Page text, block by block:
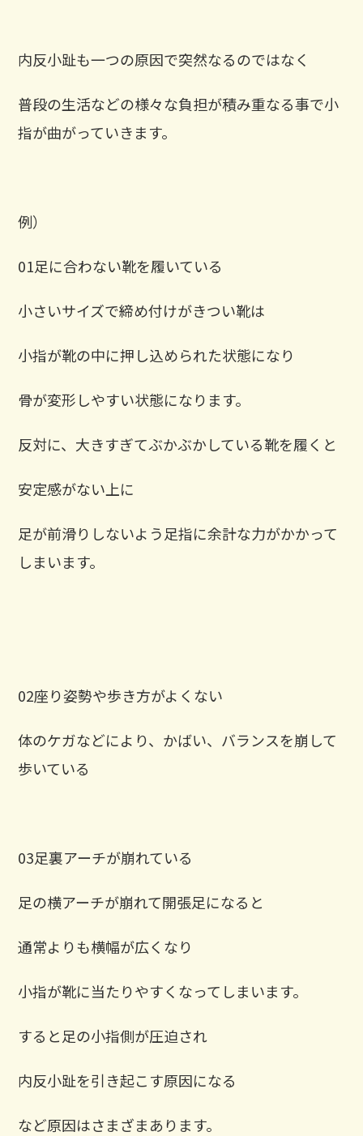
内反小趾も一つの原因で突然なるのではなく
普段の生活などの様々な負担が積み重なる事で小
指が曲がっていきます。
例）
01足に合わない靴を履いている
小さいサイズで締め付けがきつい靴は
小指が靴の中に押し込められた状態になり
骨が変形しやすい状態になります。
反対に、大きすぎてぶかぶかしている靴を履くと
安定感がない上に
足が前滑りしないよう足指に余計な力がかかって
しまいます。
02座り姿勢や歩き方がよくない
体のケガなどにより、かばい、バランスを崩して
歩いている
03足裏アーチが崩れている
足の横アーチが崩れて開張足になると
通常よりも横幅が広くなり
小指が靴に当たりやすくなってしまいます。
すると足の小指側が圧迫され
内反小趾を引き起こす原因になる
など原因はさまざまあります。